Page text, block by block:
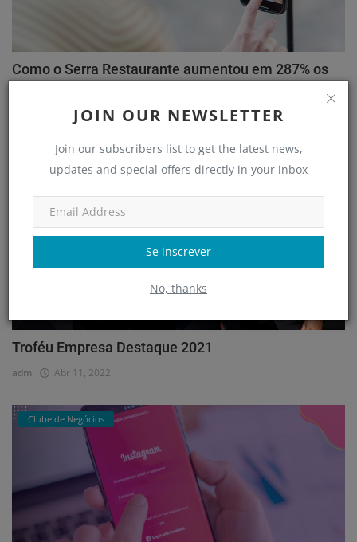
JOIN OUR NEWSLETTER
Join our subscribers list to get the latest news,
updates and special offers directly in your inbox
Se inscrever
No, thanks
Como o Serra Restaurante aumentou em 287% os
Jul 18, 2022
Troféu Empresa Destaque 2021
adm Abr 11, 2022
Clube de Negócios